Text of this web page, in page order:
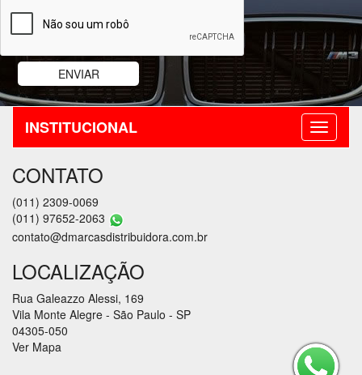
INSTITUCIONAL
CONTATO
(011) 2309-0069
(011) 97652-2063
contato@dmarcasdistribuidora.com.br
LOCALIZAÇÃO
Rua Galeazzo Alessi, 169
Vila Monte Alegre - São Paulo - SP
04305-050
Ver Mapa